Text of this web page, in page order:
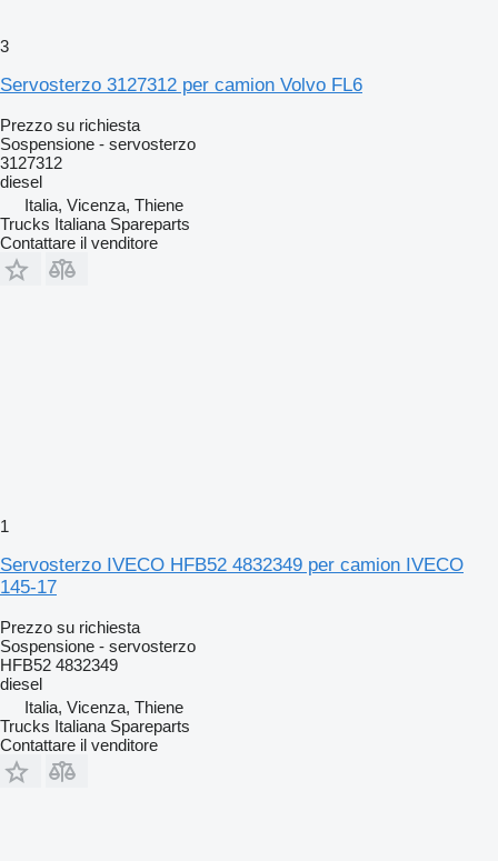
3
Servosterzo 3127312 per camion Volvo FL6
Prezzo su richiesta
Sospensione - servosterzo
3127312
diesel
Italia, Vicenza, Thiene
Trucks Italiana Spareparts
Contattare il venditore
1
Servosterzo IVECO HFB52 4832349 per camion IVECO
145-17
Prezzo su richiesta
Sospensione - servosterzo
HFB52 4832349
diesel
Italia, Vicenza, Thiene
Trucks Italiana Spareparts
Contattare il venditore